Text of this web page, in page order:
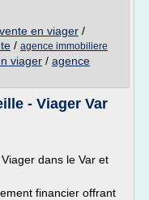
en viager /
/ agence immobiliere
viager / agence
- Viager Var
dans le Var et
financier offrant